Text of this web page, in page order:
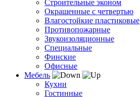
Строительные эконом
Окрашенные с четвертью
Влагостойкие пластиковые
Противопожарные
Звукоизоляционные
Специальные
Финские
Офисные
Мебель
Кухни
Гостинные